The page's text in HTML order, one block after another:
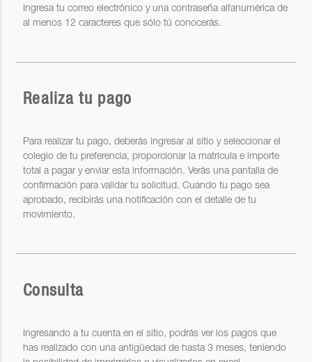
Ingresa tu correo electrónico y una contraseña alfanumérica de
al menos 12 caracteres que sólo tú conocerás.
Realiza tu pago
Para realizar tu pago, deberás ingresar al sitio y seleccionar el
colegio de tu preferencia, proporcionar la matrícula e importe
total a pagar y enviar esta información. Verás una pantalla de
confirmación para validar tu solicitud. Cuando tu pago sea
aprobado, recibirás una notificación con el detalle de tu
movimiento.
Consulta
Ingresando a tu cuenta en el sitio, podrás ver los pagos que
has realizado con una antigüedad de hasta 3 meses, teniendo